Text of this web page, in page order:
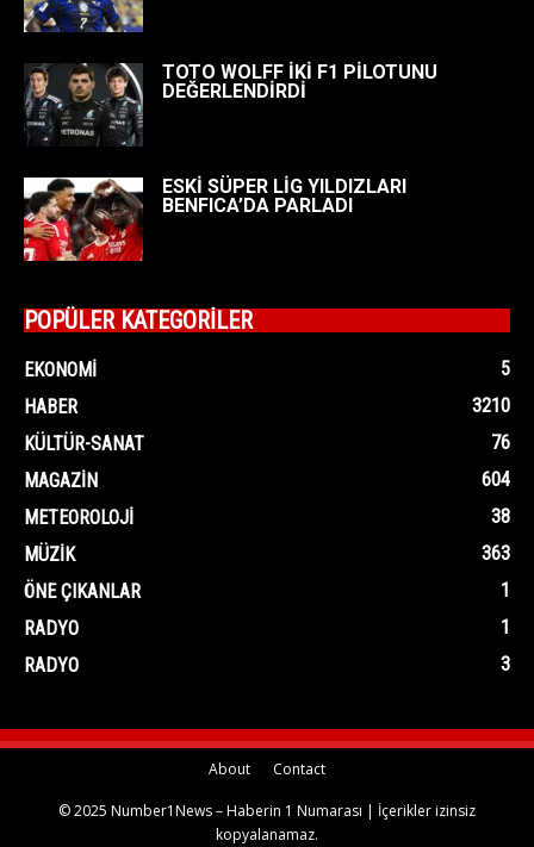
TOTO WOLFF İKİ F1 PİLOTUNU
DEĞERLENDİRDİ
ESKİ SÜPER LİG YILDIZLARI
BENFICA’DA PARLADI
POPÜLER KATEGORİLER
EKONOMI
5
HABER
3210
KÜLTÜR-SANAT
76
MAGAZIN
604
METEOROLOJI
38
MÜZIK
363
ÖNE ÇIKANLAR
1
RADYO
1
RADYO
3
About Contact
© 2025 Number1News – Haberin 1 Numarası | İçerikler izinsiz
kopyalanamaz.